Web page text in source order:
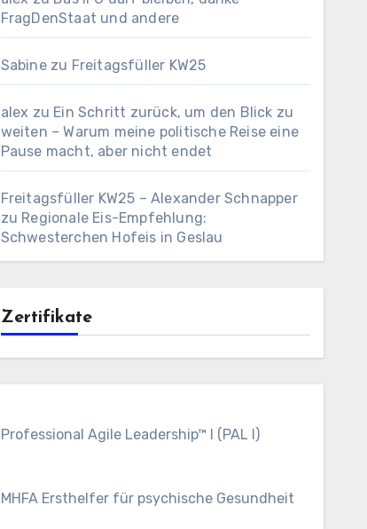
FragDenStaat und andere
Sabinezu Freitagsfüller KW25
alex zu Ein Schritt zurück, um den Blick zu
weiten – Warum meine politische Reise eine
Pause macht, aber nicht endet
Freitagsfüller KW25 – Alexander Schnapper
zu Regionale Eis-Empfehlung:
Schwesterchen Hofeis in Geslau
Zertifikate
Professional Agile Leadership™ I (PAL I)
MHFA Ersthelfer für psychische Gesundheit